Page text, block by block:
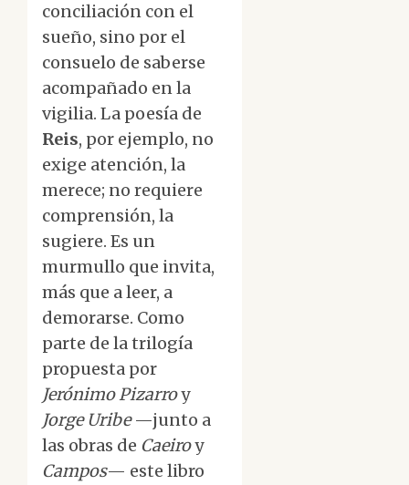
conciliación con el
sueño, sino por el
consuelo de saberse
acompañado en la
vigilia. La poesía de
Reis, por ejemplo, no
exige atención, la
merece; no requiere
comprensión, la
sugiere. Es un
murmullo que invita,
más que a leer, a
demorarse. Como
parte de la trilogía
propuesta por
Jerónimo Pizarroy
Jorge Uribe—junto a
las obras de Caeiroy
Campos— este libro